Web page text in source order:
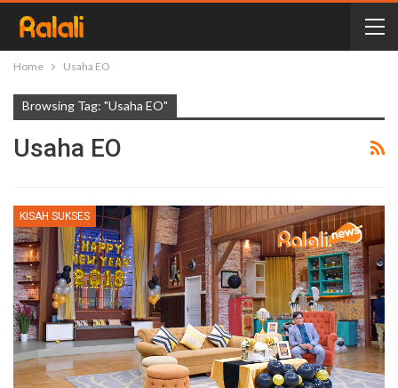
Home Usaha EO
Browsing Tag: "Usaha EO"
Usaha EO
KISAH SUKSES